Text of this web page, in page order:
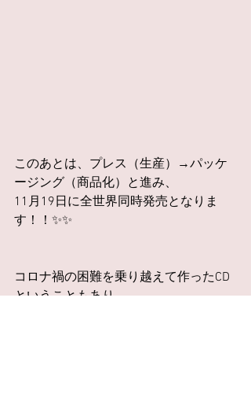
このあとは、プレス（生産）→パッケ
ージング（商品化）と進み、
11月19日に全世界同時発売となりま
す！！✨✨
コロナ禍の困難を乗り越えて作ったCD
ということもあり、